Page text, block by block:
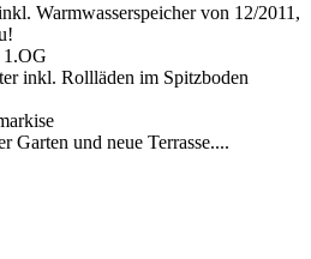
Warmwasserspeicher von 12/2011,
1.OG
inkl. Rollläden im Spitzboden
Garten und neue Terrasse....